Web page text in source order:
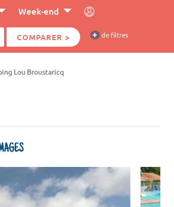
Week-end
COMPARER > + de filtres
Lou Broustaricq